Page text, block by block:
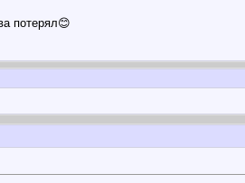
потерял😊